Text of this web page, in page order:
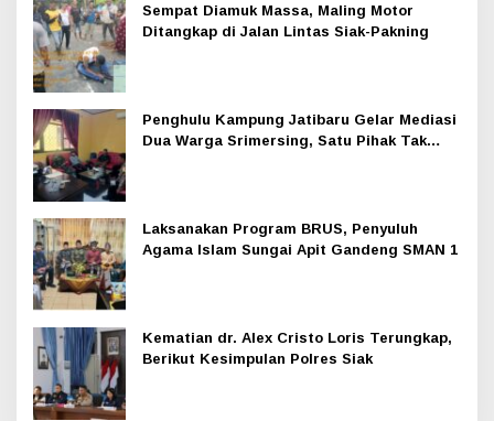
Sempat Diamuk Massa, Maling Motor
Ditangkap di Jalan Lintas Siak-Pakning
Penghulu Kampung Jatibaru Gelar Mediasi
Dua Warga Srimersing, Satu Pihak Tak
Laksanakan Program BRUS, Penyuluh
Agama Islam Sungai Apit Gandeng SMAN 1
Kematian dr. Alex Cristo Loris Terungkap,
Berikut Kesimpulan Polres Siak